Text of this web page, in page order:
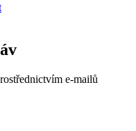
e-mailů